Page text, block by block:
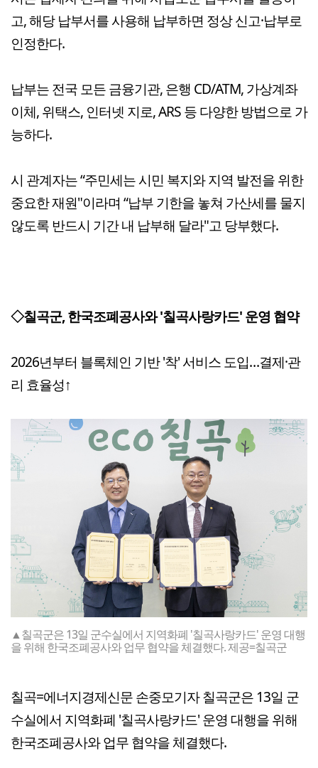
고, 해당 납부서를 사용해 납부하면 정상 신고·납부로
인정한다.
납부는 전국 모든 금융기관, 은행 CD/ATM, 가상계좌
이체, 위택스, 인터넷 지로, ARS 등 다양한 방법으로 가
능하다.
시 관계자는 “주민세는 시민 복지와 지역 발전을 위한
중요한 재원"이라며 “납부 기한을 놓쳐 가산세를 물지
않도록 반드시 기간 내 납부해 달라"고 당부했다.
◇칠곡군, 한국조폐공사와 '칠곡사랑카드' 운영 협약
2026년부터 블록체인 기반 '착' 서비스 도입…결제·관
리 효율성↑
▲칠곡군은 13일 군수실에서 지역화폐 '칠곡사랑카드' 운영 대행
을 위해 한국조폐공사와 업무 협약을 체결했다. 제공=칠곡군
칠곡=에너지경제신문 손중모기자 칠곡군은 13일 군
수실에서 지역화폐 '칠곡사랑카드' 운영 대행을 위해
한국조폐공사와 업무 협약을 체결했다.